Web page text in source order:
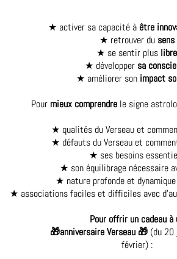
★ activer sa capacité à être
★ retrouver du sens
★ se sentir plus libre
★ développer sa
★ améliorer son impact
Pour mieux comprendrele signe
★ qualités du Verseau et
★ défauts du Verseau et
★ ses besoins
★ son équilibrage nécessaire
★ nature profonde et
★ associations faciles et difficiles avec
Pour offrir un cadeau à
🎁anniversaire Verseau 🎁(du 20
février) :